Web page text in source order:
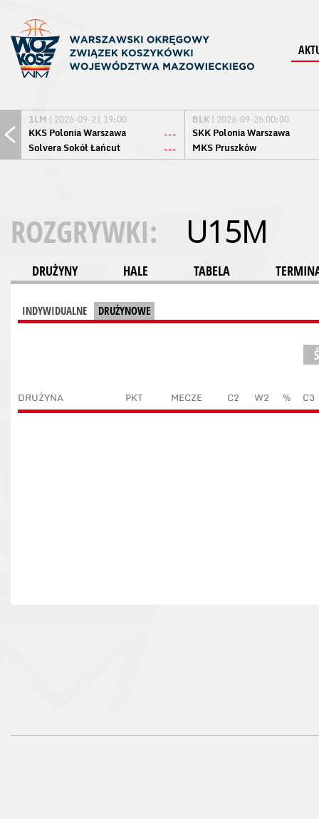
1LM | 2026-09-21 19:00
KKS Polonia Warszawa
---
Solvera Sokół Łańcut
---
BLK | 2026-09-26 00:00
SKK Polonia Warszawa
MKS Pruszków
ROZGRYWKI: U15M
DRUŻYNY HALE TABELA
INDYWIDUALNE DRUŻYNOWE
DRUŻYNA PKT MECZE C2 W2 % C3